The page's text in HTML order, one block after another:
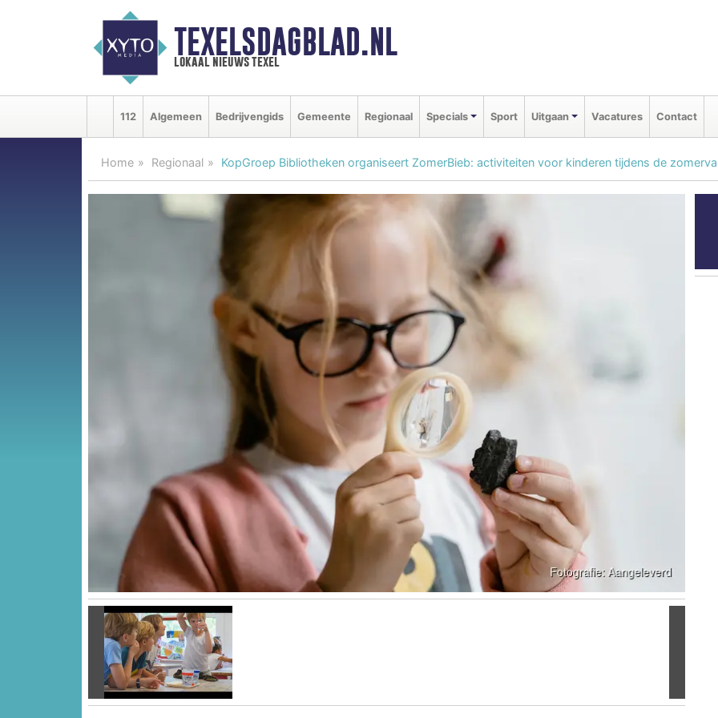
TEXELSDAGBLAD.NL
lokaal nieuws texel
112 Algemeen Bedrijvengids Gemeente Regionaal Specials Sport Uitgaan Vacatures Contact
Home Regionaal KopGroep Bibliotheken organiseert ZomerBieb: activiteiten voor kinderen tijdens de
Vorige